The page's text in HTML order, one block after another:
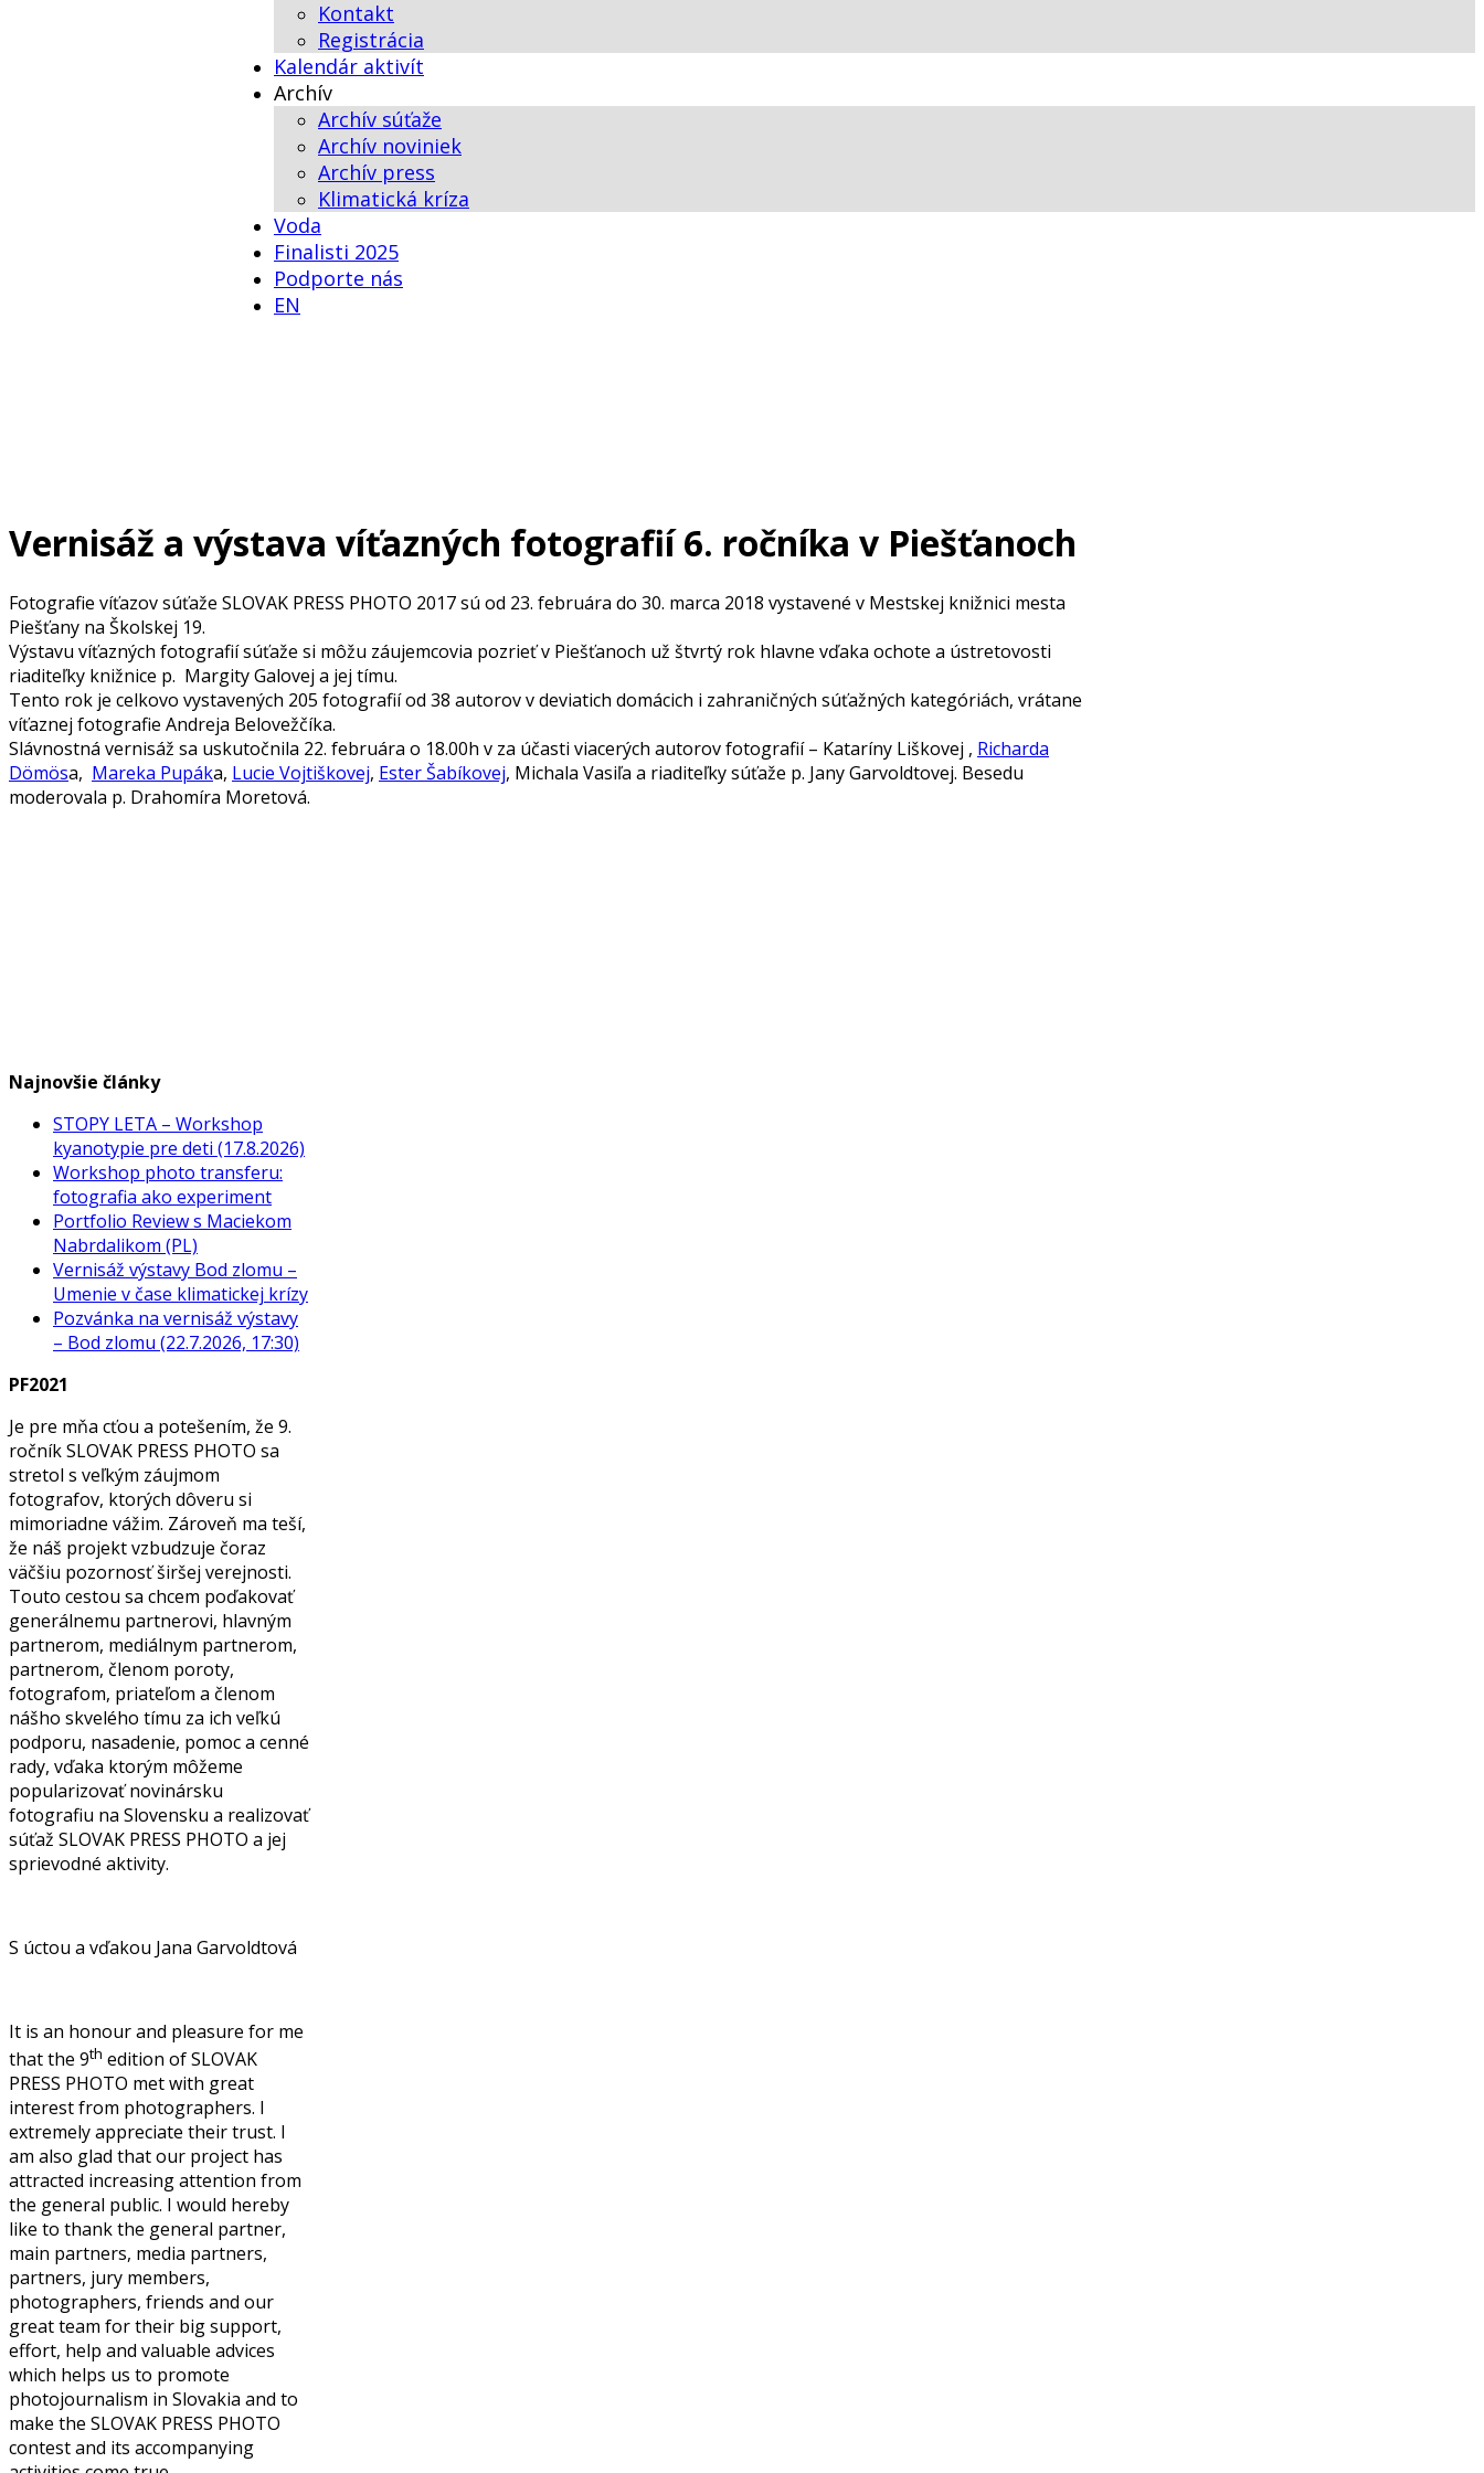
Kontakt
Registrácia
Kalendár aktivít
Archív
Archív súťaže
Archív noviniek
Archív press
Klimatická kríza
Voda
Finalisti 2025
Podporte nás
EN
Vernisáž a výstava víťazných fotografií 6. ročníka v Piešťanoch
Fotografie víťazov súťaže SLOVAK PRESS PHOTO 2017 sú od 23. februára do 30. marca 2018 vystavené v Mestskej knižnici mesta
Piešťany na Školskej 19.
Výstavu víťazných fotografií súťaže si môžu záujemcovia pozrieť v Piešťanoch už štvrtý rok hlavne vďaka ochote a ústretovosti
riaditeľky knižnice p. Margity Galovej a jej tímu.
Tento rok je celkovo vystavených 205 fotografií od 38 autorov v deviatich domácich i zahraničných súťažných kategóriách, vrátane
víťaznej fotografie Andreja Belovežčíka.
Slávnostná vernisáž sa uskutočnila 22. februára o 18.00h v za účasti viacerých autorov fotografií – Kataríny Liškovej , Richarda
Dömösa, Mareka Pupáka, Lucie Vojtiškovej, Ester Šabíkovej, Michala Vasiľa a riaditeľky súťaže p. Jany Garvoldtovej. Besedu
moderovala p. Drahomíra Moretová.
Najnovšie články
STOPY LETA – Workshop
kyanotypie pre deti (17.8.2026)
Workshop photo transferu:
fotografia ako experiment
Portfolio Review s Maciekom
Nabrdalikom (PL)
Vernisáž výstavy Bod zlomu –
Umenie v čase klimatickej krízy
Pozvánka na vernisáž výstavy
– Bod zlomu (22.7.2026, 17:30)
PF2021
Je pre mňa cťou a potešením, že 9.
ročník SLOVAK PRESS PHOTO sa
stretol s veľkým záujmom
fotografov, ktorých dôveru si
mimoriadne vážim. Zároveň ma teší,
že náš projekt vzbudzuje čoraz
väčšiu pozornosť širšej verejnosti.
Touto cestou sa chcem poďakovať
generálnemu partnerovi, hlavným
partnerom, mediálnym partnerom,
partnerom, členom poroty,
fotografom, priateľom a členom
nášho skvelého tímu za ich veľkú
podporu, nasadenie, pomoc a cenné
rady, vďaka ktorým môžeme
popularizovať novinársku
fotografiu na Slovensku a realizovať
súťaž SLOVAK PRESS PHOTO a jej
sprievodné aktivity.
S úctou a vďakou Jana Garvoldtová
It is an honour and pleasure for me
that the 9th edition of SLOVAK
PRESS PHOTO met with great
interest from photographers. I
extremely appreciate their trust. I
am also glad that our project has
attracted increasing attention from
the general public. I would hereby
like to thank the general partner,
main partners, media partners,
partners, jury members,
photographers, friends and our
great team for their big support,
effort, help and valuable advices
which helps us to promote
photojournalism in Slovakia and to
make the SLOVAK PRESS PHOTO
contest and its accompanying